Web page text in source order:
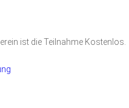
ist die Teilnahme Kostenlos.